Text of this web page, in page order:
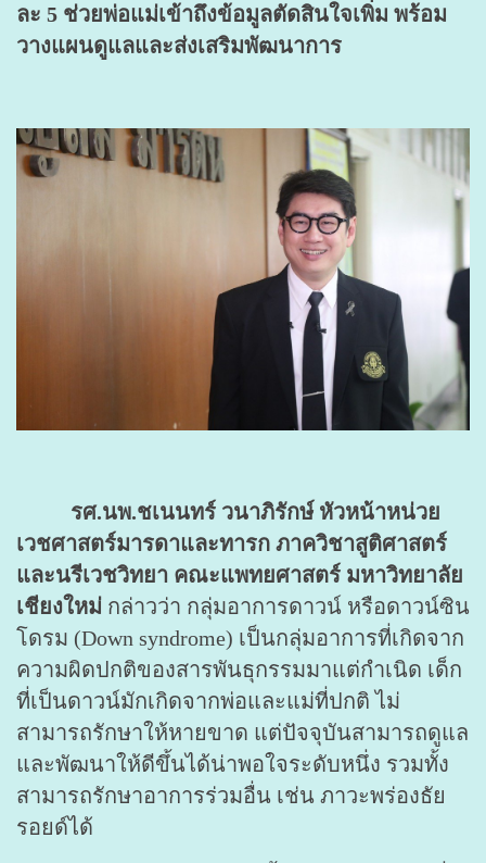
ละ 5 ช่วยพ่อแม่เข้าถึงข้อมูลตัดสินใจเพิ่ม พร้อม
วางแผนดูแลและส่งเสริมพัฒนาการ
รศ.นพ.ชเนนทร์ วนาภิรักษ์ หัวหน้าหน่วย
เวชศาสตร์มารดาและทารก ภาควิชาสูติศาสตร์
และนรีเวชวิทยา คณะแพทยศาสตร์ มหาวิทยาลัย
เชียงใหม่ กล่าวว่า กลุ่มอาการดาวน์ หรือดาวน์ซิน
โดรม (Down syndrome) เป็นกลุ่มอาการที่เกิดจาก
ความผิดปกติของสารพันธุกรรมมาแต่กำเนิด เด็ก
ที่เป็นดาวน์มักเกิดจากพ่อและแม่ที่ปกติ ไม่
สามารถรักษาให้หายขาด แต่ปัจจุบันสามารถดูแล
และพัฒนาให้ดีขึ้นได้น่าพอใจระดับหนึ่ง รวมทั้ง
สามารถรักษาอาการร่วมอื่น เช่น ภาวะพร่องธัย
รอยด์ได้